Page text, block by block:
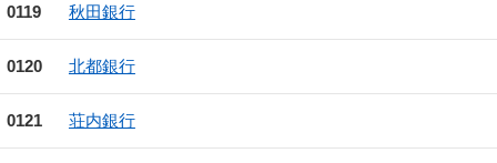
0119 秋田銀行
0120 北都銀行
0121 荘内銀行